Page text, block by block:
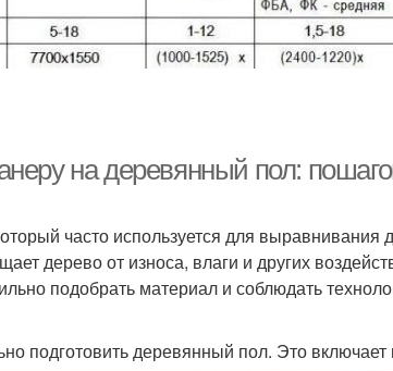
на деревянный пол:
часто используется для
дерево от износа, влаги и других
подобрать материал и соблюдать
подготовить деревянный пол. Это включает